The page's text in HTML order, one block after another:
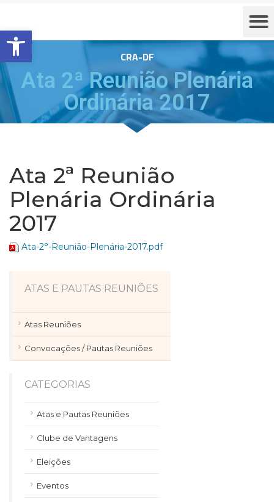
Barra de Ferramentas Aberta
CRA-DF
Ata 2ª Reunião Plenária
Ordinária 2017
Ata 2ª Reunião
Plenária Ordinária
2017
Ata-2°-Reunião-Plenária-2017.pdf
ATAS E PAUTAS REUNIÕES
Atas Reuniões
Convocações / Pautas Reuniões
CATEGORIAS
Atas e Pautas Reuniões
Clube de Vantagens
Eleições
Eventos